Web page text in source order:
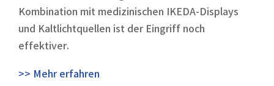
Kombination mit medizinischen IKEDA-Displays
und Kaltlichtquellen ist der Eingriff noch
effektiver.
>> Mehr erfahren